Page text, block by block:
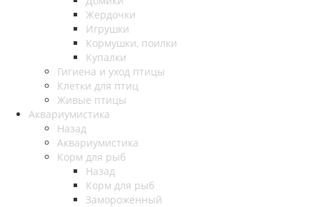
Жердочки
Игрушки
Кормушки, поилки
Купалки
Гигиена и уход птицы
Клетки для птиц
Живые птицы
Аквариумистика
Назад
Аквариумистика
Корм для рыб
Назад
Корм для рыб
Замороженный